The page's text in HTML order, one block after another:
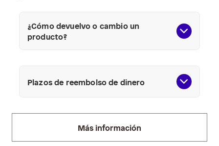
¿Cómo devuelvo o cambio un
producto?
Plazos de reembolso de dinero
Tarjeta de crédito/débito de otros
bancos y tarjeta de débito Banco
Falabella:En un día hábil solicitaremos
Más información